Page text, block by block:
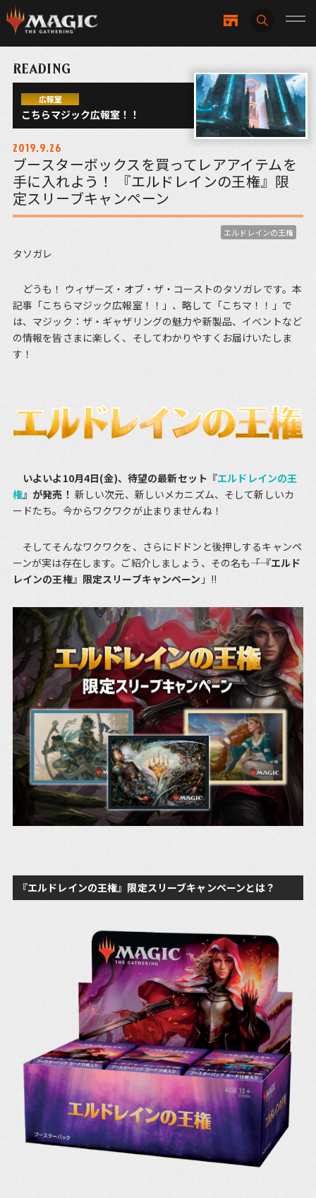
READING
広報室
こちらマジック広報室！！
2019.9.26
ブースターボックスを買ってレアアイテムを
手に入れよう！ 『エルドレインの王権』限
定スリーブキャンペーン
エルドレインの王権
タソガレ
どうも！ ウィザーズ・オブ・ザ・コーストのタソガレです。本
記事「こちらマジック広報室！！」、略して「こちマ！！」で
は、マジック：ザ・ギャザリングの魅力や新製品、イベントなど
の情報を皆さまに楽しく、そしてわかりやすくお届けいたしま
す！
いよいよ10月4日(金)、待望の最新セット『エルドレインの王
権』が発売！ 新しい次元、新しいメカニズム、そして新しいカ
ードたち。今からワクワクが止まりませんね！
そしてそんなワクワクを、さらにドドンと後押しするキャンペ
ーンが実は存在します。ご紹介しましょう、その名も――「『エルド
レインの王権』限定スリーブキャンペーン 」!!
『エルドレインの王権』限定スリーブキャンペーンとは？